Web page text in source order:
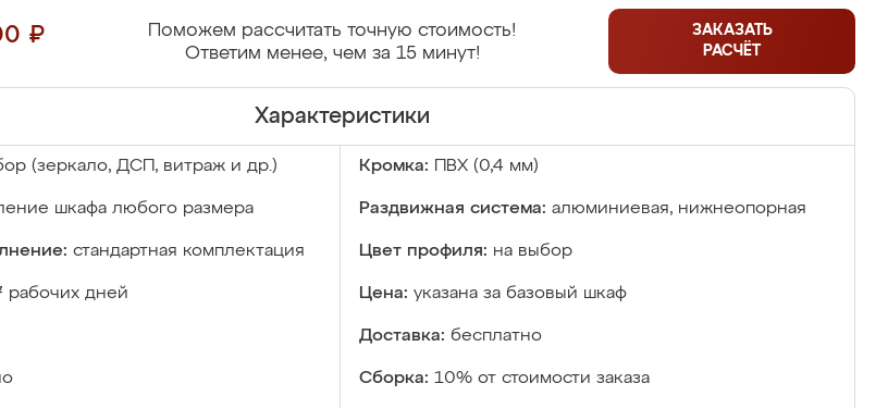
₽
Поможем рассчитать точную стоимость!
Ответим менее, чем за 15 минут!
ЗАКАЗАТЬ
РАСЧЁТ
Характеристики
(зеркало, ДСП, витраж и др.) Кромка: ПВХ (0,4 мм)
шкафа любого размера Раздвижная система: алюминиевая, нижнеопорная
стандартная комплектация Цвет профиля: на выбор
рабочих дней Цена: указана за базовый шкаф
Доставка: бесплатно
Сборка: 10% от стоимости заказа